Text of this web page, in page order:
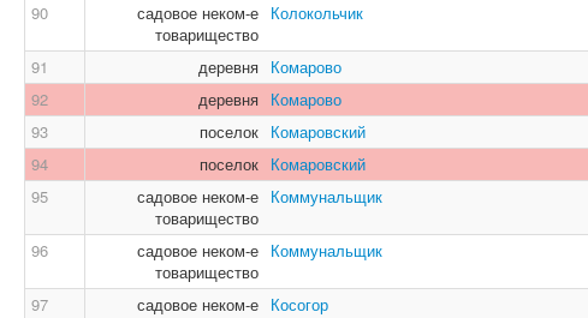
90
садовое неком-е
товарищество
Колокольчик
91 деревня Комарово
92
деревня Комарово
93
поселок Комаровский
94
поселок Комаровский
95
садовое неком-е
товарищество
Коммунальщик
96
садовое неком-е
товарищество
Коммунальщик
97
садовое неком-е Косогор